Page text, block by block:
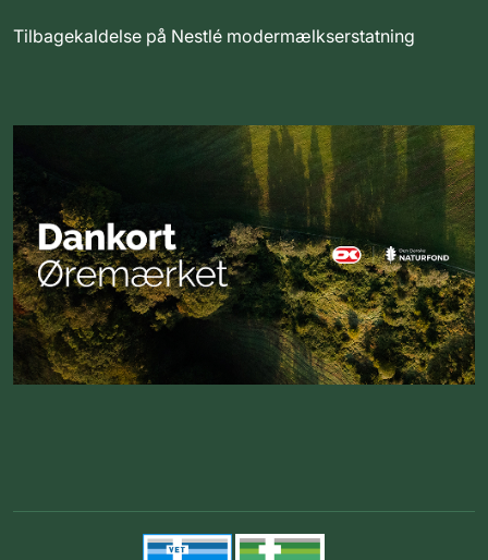
Tilbagekaldelse på Nestlé modermælkserstatning